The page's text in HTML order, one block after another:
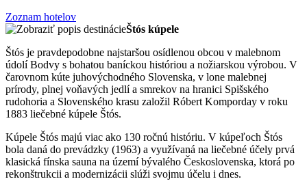
Zoznam hotelov
Štós kúpele
Štós je pravdepodobne najstaršou osídlenou obcou v malebnom
údolí Bodvy s bohatou baníckou históriou a nožiarskou výrobou. V
čarovnom kúte juhovýchodného Slovenska, v lone malebnej
prírody, plnej voňavých jedlí a smrekov na hranici Spišského
rudohoria a Slovenského krasu založil Róbert Komporday v roku
1883 liečebné kúpele Štós.
Kúpele Štós majú viac ako 130 ročnú históriu. V kúpeľoch Štós
bola daná do prevádzky (1963) a využívaná na liečebné účely prvá
klasická fínska sauna na území bývalého Československa, ktorá po
rekonštrukcii a modernizácii slúži svojmu účelu i dnes.